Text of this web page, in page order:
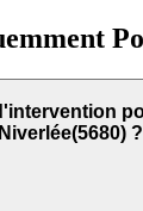
Niverlée(5680) ?